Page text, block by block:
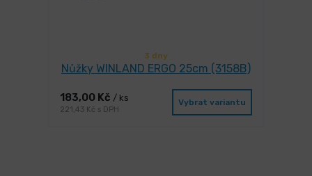
3 dny
Nůžky WINLAND ERGO 25cm (3158B)
183,00 Kč / ks
221,43 Kč s DPH
Vybrat variantu